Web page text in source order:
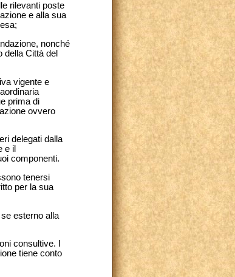
rilevanti poste
e alla sua
nonché
della Città del
vigente e
prima di
ovvero
delegati dalla
e il
componenti.
tenersi
per la sua
esterno alla
consultive. I
tiene conto